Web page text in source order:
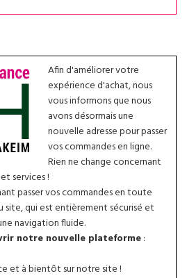
Afin d'améliorer votre
expérience d'achat, nous
vous informons que nous
avons désormais une
nouvelle adresse pour passer
vos commandes en ligne.
Rien ne change concernant
services !
passer vos commandes en toute
qui est entièrement sécurisé et
navigation fluide.
notre nouvelle plateforme:
et à bientôt sur notre site !